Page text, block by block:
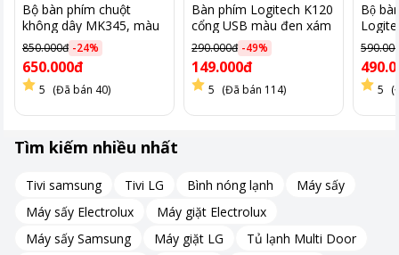
Bộ bàn phím chuột
không dây MK345, màu
đen
850.000đ -24%
650.000đ
5 (Đã bán 40)
Bàn phím Logitech K120
cổng USB màu đen xám
290.000đ -49%
149.000đ
5 (Đã bán 114)
Bộ
5
Tìm kiếm nhiều nhất
Tivi samsung Tivi LG Bình nóng lạnh
Máy sấy
Máy sấy Electrolux
Máy giặt Electrolux
Máy sấy Samsung
Máy giặt LG
Tủ lạnh Multi Door